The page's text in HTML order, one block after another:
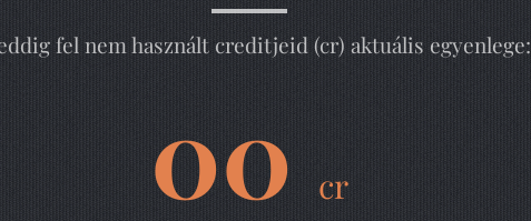
fel nem használt creditjeid (cr) aktuális egyenlege:
00cr